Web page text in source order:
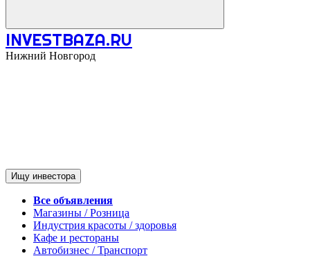
INVESTBAZA.RU
Нижний Новгород
Ищу инвестора
Все объявления
Магазины / Розница
Индустрия красоты / здоровья
Кафе и рестораны
Автобизнес / Транспорт